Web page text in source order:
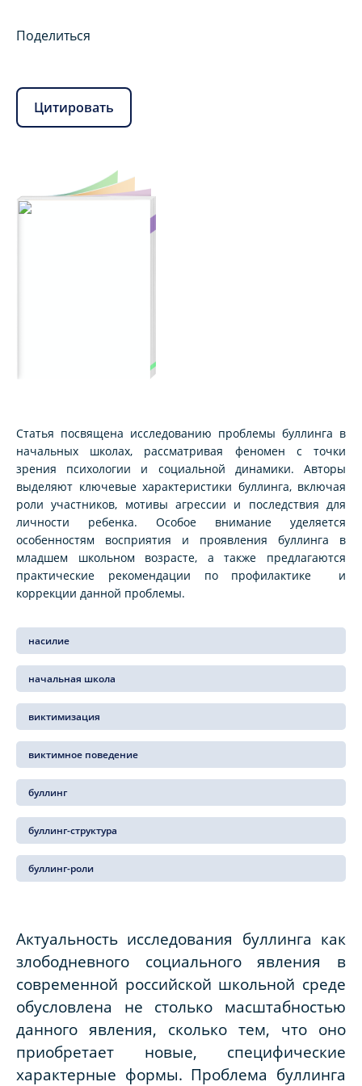
Поделиться
Цитировать
Статья посвящена исследованию проблемы буллинга в
начальных школах, рассматривая феномен с точки
зрения психологии и социальной динамики. Авторы
выделяют ключевые характеристики буллинга, включая
роли участников, мотивы агрессии и последствия для
личности ребенка. Особое внимание уделяется
особенностям восприятия и проявления буллинга в
младшем школьном возрасте, а также предлагаются
практические рекомендации по профилактике и
коррекции данной проблемы.
насилие
начальная школа
виктимизация
виктимное поведение
буллинг
буллинг-структура
буллинг-роли
Актуальность исследования буллинга как
злободневного социального явления в
современной российской школьной среде
обусловлена не столько масштабностью
данного явления, сколько тем, что оно
приобретает новые, специфические
характерные формы. Проблема буллинга